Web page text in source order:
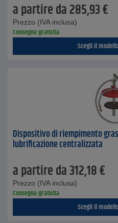
a partire da285,93€
Prezzo (IVA inclusa)
Consegna gratuita
Scegli il
Dispositivo di riempimento
lubrificazione centralizzata
a partire da312,18€
Prezzo (IVA inclusa)
Consegna gratuita
Scegli il